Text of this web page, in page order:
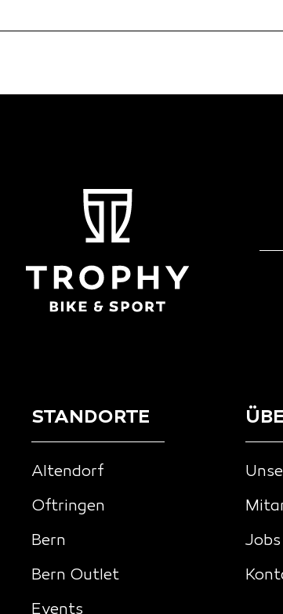
STANDORTE
Altendorf
Oftringen
Bern
Bern Outlet
Events
Jobs